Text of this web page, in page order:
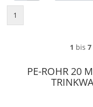
1
1 bis 7
PE-ROHR 20